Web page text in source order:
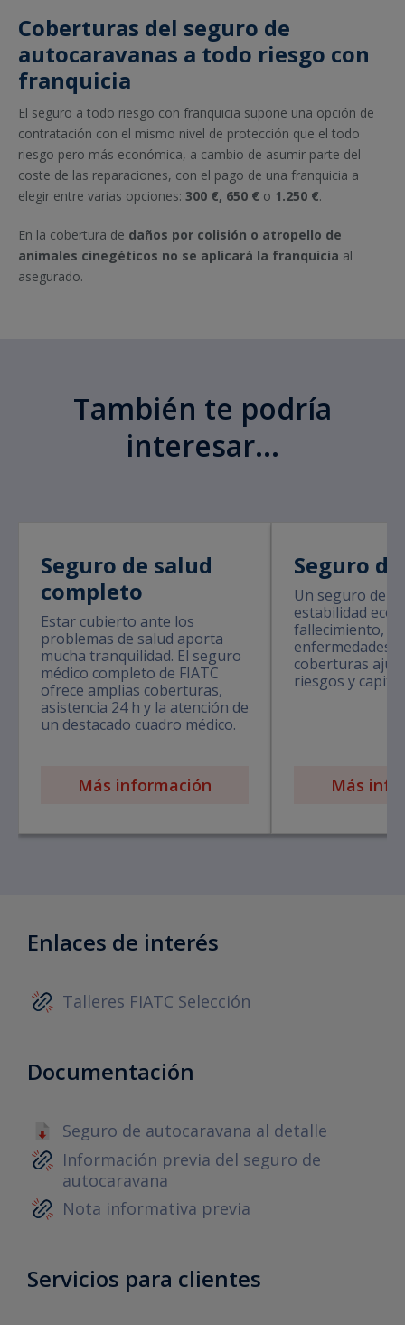
Coberturas del seguro de
autocaravanas a todo riesgo con
franquicia
El seguro a todo riesgo con franquicia supone una opción de
contratación con el mismo nivel de protección que el todo
riesgo pero más económica, a cambio de asumir parte del
coste de las reparaciones, con el pago de una franquicia a
elegir entre varias opciones: 300 €, 650 € o 1.250 €.
En la cobertura de daños por colisión o atropello de
animales cinegéticos no se aplicará la franquicia al
asegurado.
También te podría
interesar...
Seguro de salud
completo
Estar cubierto ante los
problemas de salud aporta
mucha tranquilidad. El seguro
médico completo de FIATC
ofrece amplias coberturas,
asistencia 24 h y la atención de
un destacado cuadro médico.
Más información
Seguro
Un seguro de
estabilidad
fallecimiento,
enfermedades
coberturas
riesgos y
Más
Enlaces de interés
Talleres FIATC Selección
Documentación
Seguro de autocaravana al detalle
Información previa del seguro de
autocaravana
Nota informativa previa
Servicios para clientes